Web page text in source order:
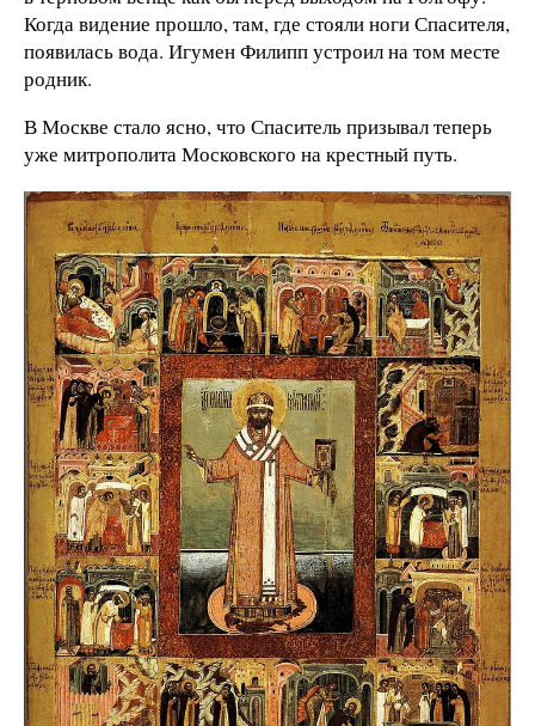
Когда видение прошло, там, где стояли ноги Спасителя,
появилась вода. Игумен Филипп устроил на том месте
родник.
В Москве стало ясно, что Спаситель призывал теперь
уже митрополита Московского на крестный путь.